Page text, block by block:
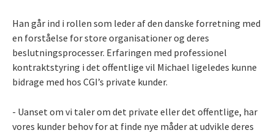
Han går ind i rollen som leder af den danske forretning med
en forståelse for store organisationer og deres
beslutningsprocesser. Erfaringen med professionel
kontraktstyring i det offentlige vil Michael ligeledes kunne
bidrage med hos CGI’s private kunder.
- Uanset om vi taler om det private eller det offentlige, har
vores kunder behov for at finde nye måder at udvikle deres